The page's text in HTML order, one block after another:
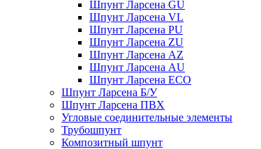
Шпунт Ларсена GU
Шпунт Ларсена VL
Шпунт Ларсена PU
Шпунт Ларсена ZU
Шпунт Ларсена AZ
Шпунт Ларсена AU
Шпунт Ларсена ECO
Шпунт Ларсена Б/У
Шпунт Ларсена ПВХ
Угловые соединительные элементы
Трубошпунт
Композитный шпунт